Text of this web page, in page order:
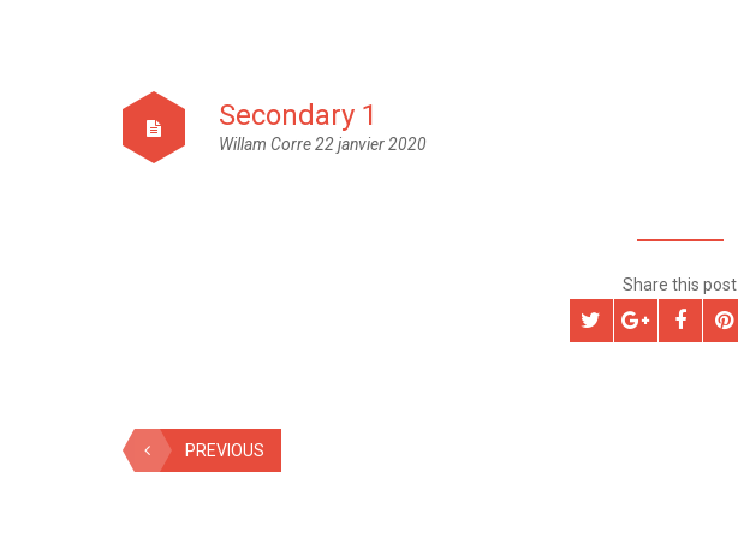
Secondary 1
Willam Corre22 janvier 2020
Share this post
PREVIOUS